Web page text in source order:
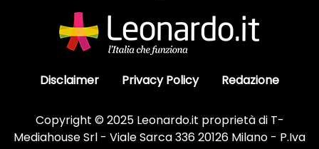
Disclaimer Privacy Policy Redazione
Copyright © 2025 Leonardo.it proprietà di T-
Mediahouse Srl - Viale Sarca 336 20126 Milano - P.Iva